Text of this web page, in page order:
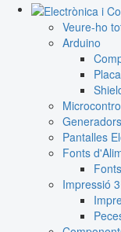
Veure-ho
Arduino
Pantalles
Fonts
Impressió